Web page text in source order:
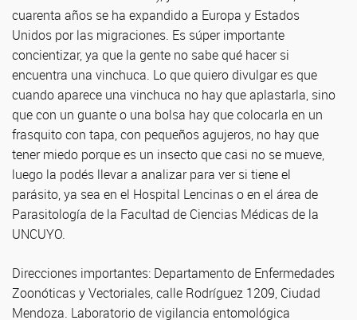
cuarenta años se ha expandido a Europa y Estados
Unidos por las migraciones. Es súper importante
concientizar, ya que la gente no sabe qué hacer si
encuentra una vinchuca. Lo que quiero divulgar es que
cuando aparece una vinchuca no hay que aplastarla, sino
que con un guante o una bolsa hay que colocarla en un
frasquito con tapa, con pequeños agujeros, no hay que
tener miedo porque es un insecto que casi no se mueve,
luego la podés llevar a analizar para ver si tiene el
parásito, ya sea en el Hospital Lencinas o en el área de
Parasitología de la Facultad de Ciencias Médicas de la
UNCUYO.
Direcciones importantes: Departamento de Enfermedades
Zoonóticas y Vectoriales, calle Rodríguez 1209, Ciudad
Mendoza. Laboratorio de vigilancia entomológica